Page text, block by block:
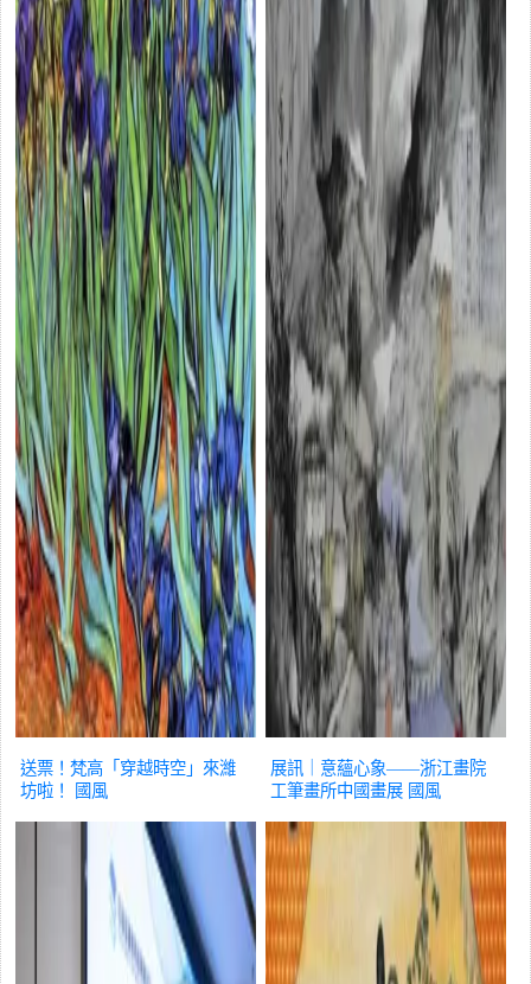
送票！梵高「穿越時空」來濰
坊啦！
國風
展訊｜意蘊心象——浙江畫院
工筆畫所中國畫展 國風